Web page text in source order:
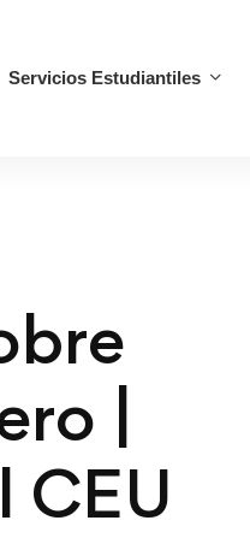
Servicios Estudiantiles
|
CEU